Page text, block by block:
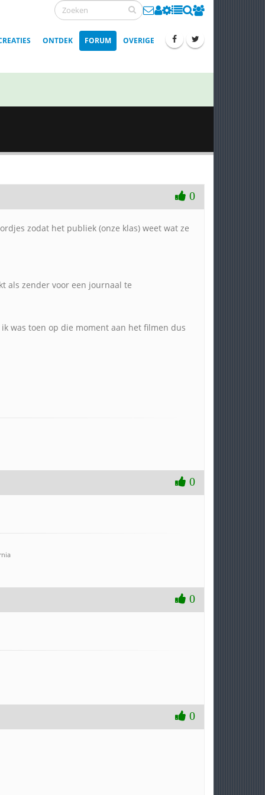
ONTDEK FORUM OVERIGE
0
zodat het publiek (onze klas) weet wat ze
als zender voor een journaal te
was toen op die moment aan het filmen dus
0
0
0